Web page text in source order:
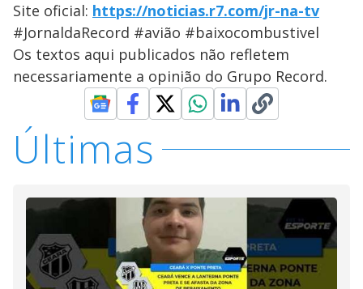
Site oficial: https://noticias.r7.com/jr-na-tv
#JornaldaRecord #avião #baixocombustivel
Os textos aqui publicados não refletem
necessariamente a opinião do Grupo Record.
Últimas